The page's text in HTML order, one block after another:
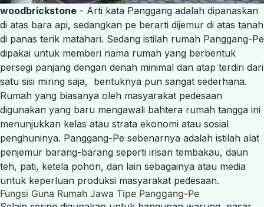
woodbrickstone - Arti kata Panggang adalah dipanaskan
di atas bara api, sedangkan pe berarti dijemur di atas tanah
di panas terik matahari. Sedang istilah rumah Panggang-Pe
dipakai untuk memberi nama rumah yang berbentuk
persegi panjang dengan denah minimal dan atap terdiri dari
satu sisi miring saja, bentuknya pun sangat sederhana.
Rumah yang biasanya oleh masyarakat pedesaan
digunakan yang baru mengawali bahtera rumah tangga ini
menunjukkan kelas atau strata ekonomi atau sosial
penghuninya. Panggang-Pe sebenarnya adalah istilah alat
penjemur barang-barang seperti irisan tembakau, daun
teh, pati, ketela pohon, dan lain sebagainya atau media
untuk keperluan produksi masyarakat pedesaan.
Fungsi Guna Rumah Jawa Tipe Panggang-Pe